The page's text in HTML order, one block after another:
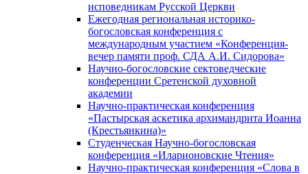
исповедникам Русской Церкви
Ежегодная региональная историко-
богословская конференция с
международным участием «Конференция-
вечер памяти проф. СДА А.И. Сидорова»
Научно-богословские сектоведческие
конференции Сретенской духовной
академии
Научно-практическая конференция
«Пастырская аскетика архимандрита Иоанна
(Крестьянкина)»
Студенческая Научно-богословская
конференция «Иларионовские Чтения»
Научно-практическая конференция «Cлова в